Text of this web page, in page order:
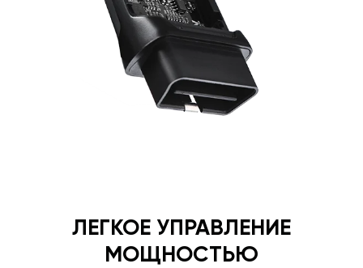
ЛЕГКОЕ УПРАВЛЕНИЕ
МОЩНОСТЬЮ